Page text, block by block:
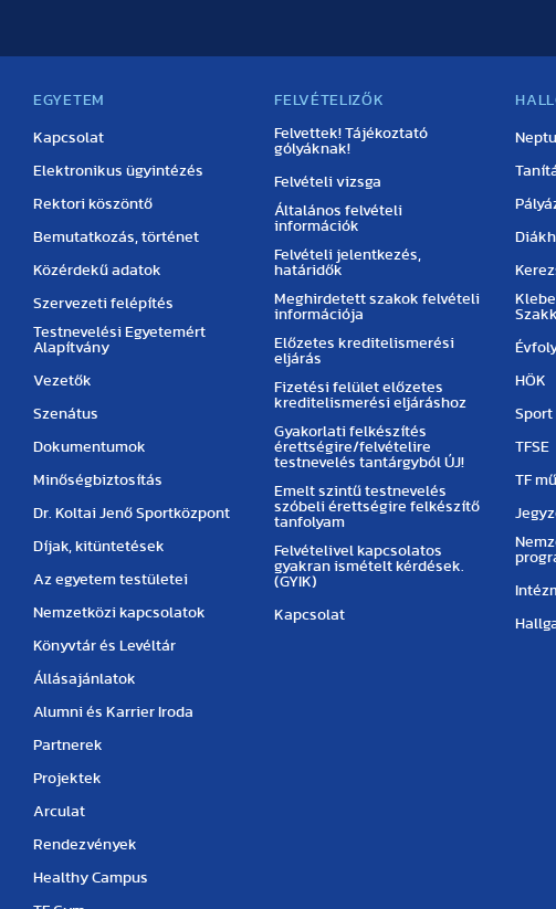
EGYETEM
Kapcsolat
Elektronikus ügyintézés
Rektori köszöntő
Bemutatkozás, történet
Közérdekű adatok
Szervezeti felépítés
Testnevelési Egyetemért
Alapítvány
Vezetők
Szenátus
Dokumentumok
Minőségbiztosítás
Dr. Koltai Jenő Sportközpont
Díjak, kitüntetések
Az egyetem testületei
Nemzetközi kapcsolatok
Könyvtár és Levéltár
Állásajánlatok
Alumni és Karrier Iroda
Partnerek
Projektek
Arculat
Rendezvények
Healthy Campus
FELVÉTELIZŐK
Felvettek! Tájékoztató
gólyáknak!
Felvételi vizsga
Általános felvételi
információk
Felvételi jelentkezés,
határidők
Meghirdetett szakok felvételi
információja
Előzetes kreditelismerési
eljárás
Fizetési felület előzetes
kreditelismerési eljáráshoz
Gyakorlati felkészítés
érettségire/felvételire
testnevelés tantárgyból ÚJ!
Emelt szintű testnevelés
szóbeli érettségire felkészítő
tanfolyam
Felvételivel kapcsolatos
gyakran ismételt kérdések.
(GYIK)
Kapcsolat
HÖK
Sport
TFSE
TF